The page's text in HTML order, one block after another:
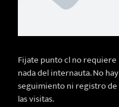
Fijate punto cl no requiere
nada del internauta. No hay
seguimiento ni registro de
las visitas.